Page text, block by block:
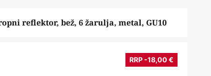
reflektor, bež, 6 žarulja, metal, GU10
RRP -18,00 €